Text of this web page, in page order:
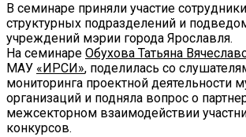
В семинаре приняли участие
структурных подразделений и
учреждений мэрии города Ярославля.
На семинаре Обухова Татьяна
МАУ «ИРСИ», поделилась со
мониторинга проектной деятельности
организаций и подняла вопрос о
межсекторном взаимодействии
конкурсов.